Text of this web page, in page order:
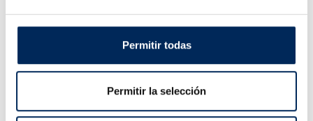
Permitir todas
Permitir la selección
le fonctionnement d'EQUIPOTALLER.ES et empêcher la
présence et la transmission de virus et d'autres
composants nuisibles aux utilisateurs.
8. LIENS